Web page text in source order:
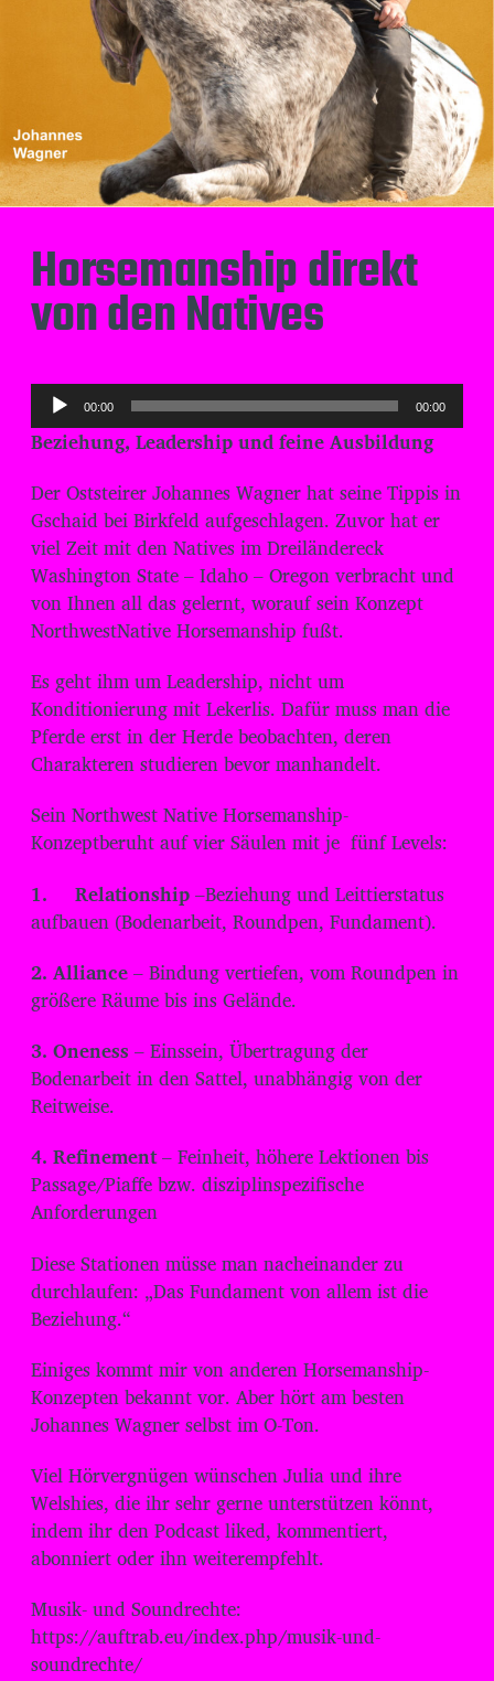
Horsemanship direkt
von den Natives
u
d
i
o
-
P
l
a
e
r
00:00 00:00
Beziehung, Leadership und feine Ausbildung
Der Oststeirer Johannes Wagner hat seine Tippis in
Gschaid bei Birkfeld aufgeschlagen. Zuvor hat er
viel Zeit mit den Natives im Dreiländereck
Washington State – Idaho – Oregon verbracht und
von Ihnen all das gelernt, worauf sein Konzept
NorthwestNative Horsemanship fußt.
Es geht ihm um Leadership, nicht um
Konditionierung mit Lekerlis. Dafür muss man die
Pferde erst in der Herde beobachten, deren
Charakteren studieren bevor manhandelt.
Sein Northwest Native Horsemanship-
Konzeptberuht auf vier Säulen mit je fünf Levels:
1. Relationship–Beziehung und Leittierstatus
aufbauen (Bodenarbeit, Roundpen, Fundament).
2. Alliance– Bindung vertiefen, vom Roundpen in
größere Räume bis ins Gelände.
3. Oneness – Einssein, Übertragung der
Bodenarbeit in den Sattel, unabhängig von der
Reitweise.
4. Refinement– Feinheit, höhere Lektionen bis
Passage/Piaffe bzw. disziplinspezifische
Anforderungen
Diese Stationen müsse man nacheinander zu
durchlaufen: „Das Fundament von allem ist die
Beziehung.“
Einiges kommt mir von anderen Horsemanship-
Konzepten bekannt vor. Aber hört am besten
Johannes Wagner selbst im O-Ton.
Viel Hörvergnügen wünschen Julia und ihre
Welshies, die ihr sehr gerne unterstützen könnt,
indem ihr den Podcast liked, kommentiert,
abonniert oder ihn weiterempfehlt.
Musik- und Soundrechte:
⁠⁠⁠⁠⁠⁠⁠⁠⁠⁠⁠⁠⁠⁠⁠⁠⁠⁠⁠⁠⁠https://auftrab.eu/index.php/musik-und-
soundrechte/